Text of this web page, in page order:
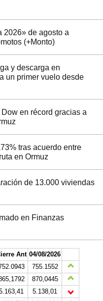
2026» de agosto a
(+Monto)
y descarga en
un primer vuelo desde
en récord gracias a
tras acuerdo entre
en Ormuz
de 13.000 viviendas
en Finanzas
Ant 04/08/2026
755.1552
870,0445
5.138,01